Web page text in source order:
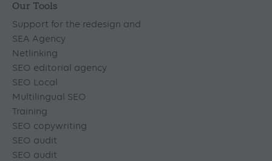
Our Tools
Support for the redesign and
SEA Agency
Netlinking
SEO editorial agency
SEO Local
Multilingual SEO
Training
SEO copywriting
SEO audit
SEO audit